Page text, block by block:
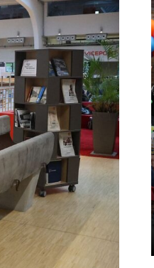
CHIC: WIE
DEN
IHREM
industriellen Chics sind die
Die Basis für
Räume, schlicht gehalten
und großen
so vieles wurde ...